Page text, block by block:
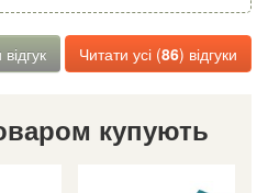
Читати усі (86) відгуки
купують